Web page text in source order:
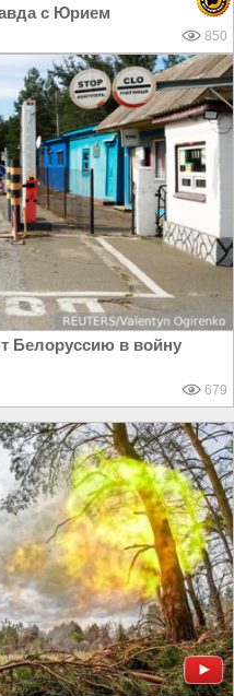
с Юрием
850
Белоруссию в войну
679